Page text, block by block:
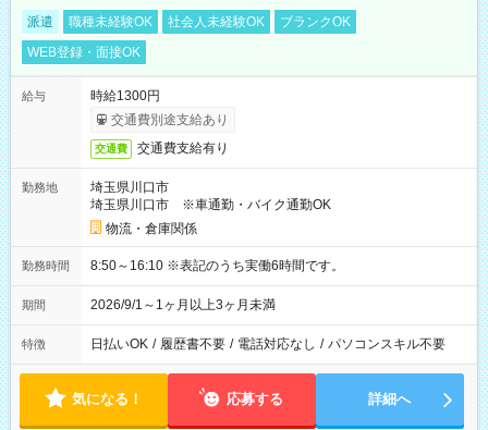
派遣 職種未経験OK 社会人未経験OK
ブランクOK
WEB登録・面接OK
給与
時給1300円
交通費別途支給あり
交通費 交通費支給有り
勤務地
埼玉県川口市
埼玉県川口市 ※車通勤・バイク通勤OK
物流・倉庫関係
勤務時間 8:50～16:10 ※表記のうち実働6時間です。
期間 2026/9/1～1ヶ月以上3ヶ月未満
特徴 日払いOK / 履歴書不要 / 電話対応なし / パソコンスキル不要
気になる！ 応募する 詳細へ